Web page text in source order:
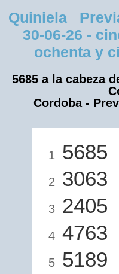
Quiniela
30-06-26 -
ochenta y
5685 a la cabeza
Cordoba -
1 5685
2 3063
3 2405
4 4763
5 5189